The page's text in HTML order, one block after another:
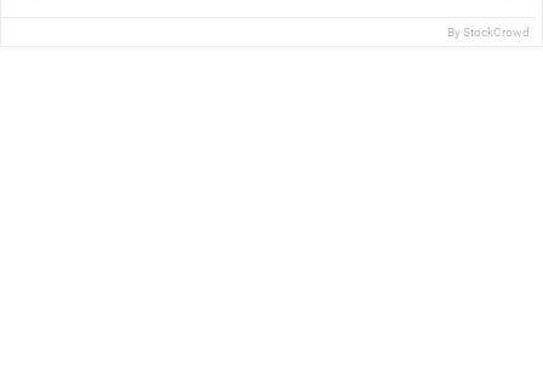
ByStockCrowd